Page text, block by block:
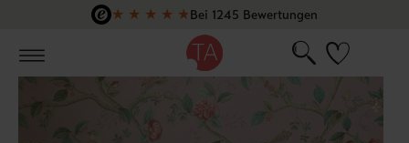
Zum Hauptinhalt springen
★ ★ ★ ★ ★Bei 1245 Bewertungen